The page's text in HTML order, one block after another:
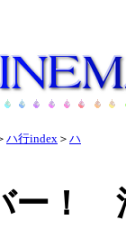
ハ行index ＞ ハ
ー！